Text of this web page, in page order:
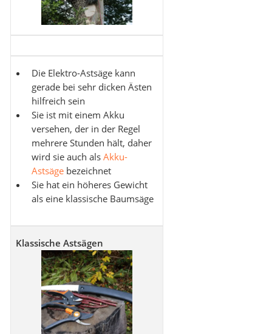
Die Elektro-Astsäge kann
gerade bei sehr dicken Ästen
hilfreich sein
Sie ist mit einem Akku
versehen, der in der Regel
mehrere Stunden hält, daher
wird sie auch als Akku-
Astsäge bezeichnet
Sie hat ein höheres Gewicht
als eine klassische Baumsäge
Klassische Astsägen